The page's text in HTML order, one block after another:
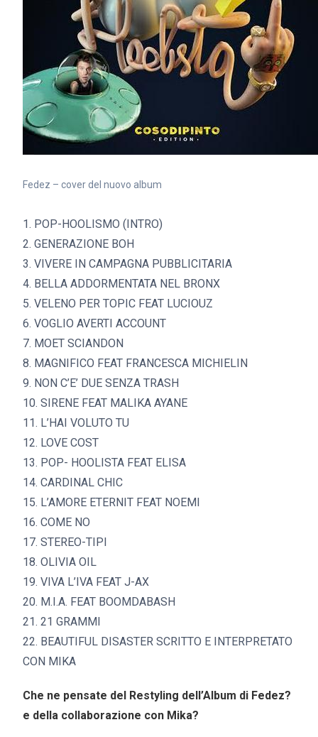
Fedez – cover del nuovo album
1. POP-HOOLISMO (INTRO)
2. GENERAZIONE BOH
3. VIVERE IN CAMPAGNA PUBBLICITARIA
4. BELLA ADDORMENTATA NEL BRONX
5. VELENO PER TOPIC FEAT LUCIOUZ
6. VOGLIO AVERTI ACCOUNT
7. MOET SCIANDON
8. MAGNIFICO FEAT FRANCESCA MICHIELIN
9. NON C’E’ DUE SENZA TRASH
10. SIRENE FEAT MALIKA AYANE
11. L’HAI VOLUTO TU
12. LOVE COST
13. POP- HOOLISTA FEAT ELISA
14. CARDINAL CHIC
15. L’AMORE ETERNIT FEAT NOEMI
16. COME NO
17. STEREO-TIPI
18. OLIVIA OIL
19. VIVA L’IVA FEAT J-AX
20. M.I.A. FEAT BOOMDABASH
21. 21 GRAMMI
22. BEAUTIFUL DISASTER SCRITTO E INTERPRETATO
CON MIKA
Che ne pensate del Restyling dell’Album di Fedez?
e della collaborazione con Mika?